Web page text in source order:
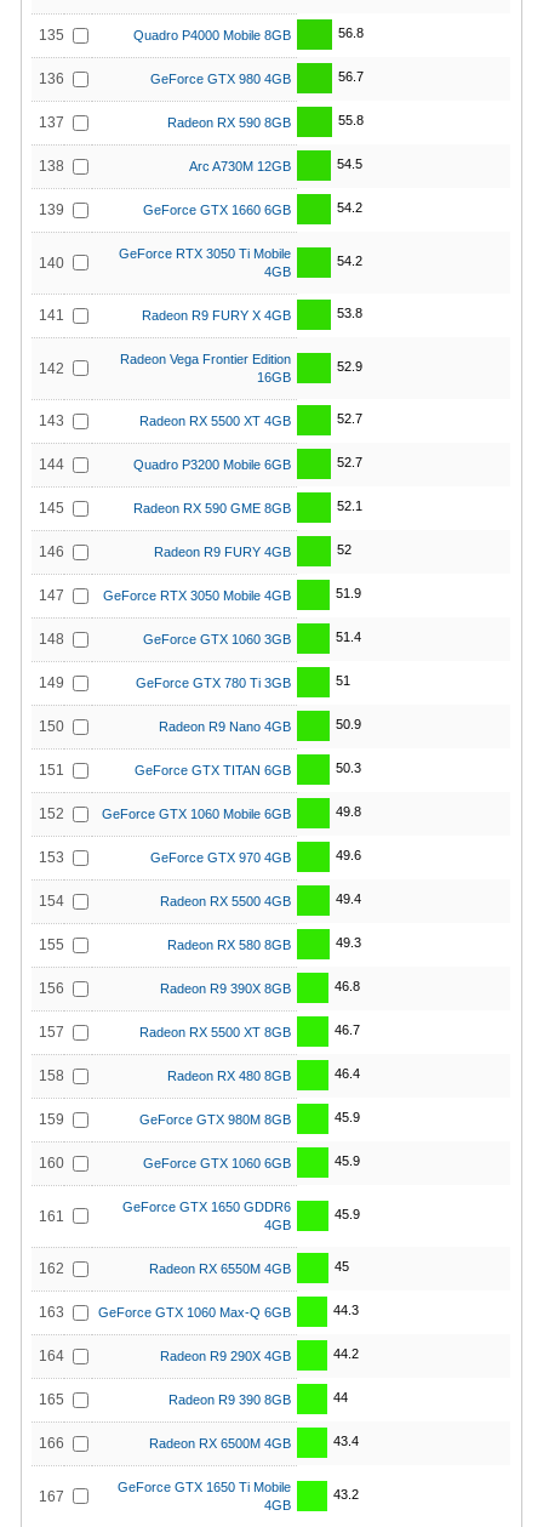
135 Quadro P4000 Mobile 8GB 56.8
136 GeForce GTX 980 4GB 56.7
137 Radeon RX 590 8GB 55.8
138 Arc A730M 12GB 54.5
139 GeForce GTX 1660 6GB 54.2
140
GeForce RTX 3050 Ti Mobile
4GB
54.2
141 Radeon R9 FURY X 4GB 53.8
142
Radeon Vega Frontier Edition
16GB
52.9
143 Radeon RX 5500 XT 4GB 52.7
144 Quadro P3200 Mobile 6GB 52.7
145 Radeon RX 590 GME 8GB 52.1
146 Radeon R9 FURY 4GB 52
147 GeForce RTX 3050 Mobile 4GB 51.9
148 GeForce GTX 1060 3GB 51.4
149 GeForce GTX 780 Ti 3GB 51
150 Radeon R9 Nano 4GB 50.9
151 GeForce GTX TITAN 6GB 50.3
152 GeForce GTX 1060 Mobile 6GB 49.8
153 GeForce GTX 970 4GB 49.6
154 Radeon RX 5500 4GB 49.4
155 Radeon RX 580 8GB 49.3
156 Radeon R9 390X 8GB 46.8
157 Radeon RX 5500 XT 8GB 46.7
158 Radeon RX 480 8GB 46.4
159 GeForce GTX 980M 8GB 45.9
160 GeForce GTX 1060 6GB 45.9
161
GeForce GTX 1650 GDDR6
4GB
45.9
162 Radeon RX 6550M 4GB 45
163 GeForce GTX 1060 Max-Q 6GB 44.3
164 Radeon R9 290X 4GB 44.2
165 Radeon R9 390 8GB 44
166 Radeon RX 6500M 4GB 43.4
167
GeForce GTX 1650 Ti Mobile
4GB
43.2